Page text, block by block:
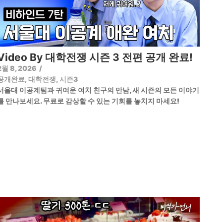
By 대학전쟁 시즌 3 전편 공개 완료!
8, 2026 /
개완료,대학전쟁,시즌3
울대 이공계팀과 귀여운 여치 친구의 만남, 새 시즌의 모든 이야기
만나보세요. 무료로 감상할 수 있는 기회를 놓치지 마세요!